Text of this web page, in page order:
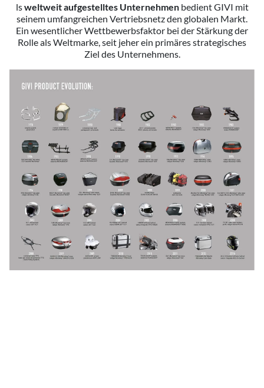
lsweltweit aufgestelltes Unternehmenbedient GIVI mit
seinem umfangreichen Vertriebsnetz den globalen Markt.
Ein wesentlicher Wettbewerbsfaktor bei der Stärkung der
Rolle als Weltmarke, seit jeher ein primäres strategisches
Ziel des Unternehmens.